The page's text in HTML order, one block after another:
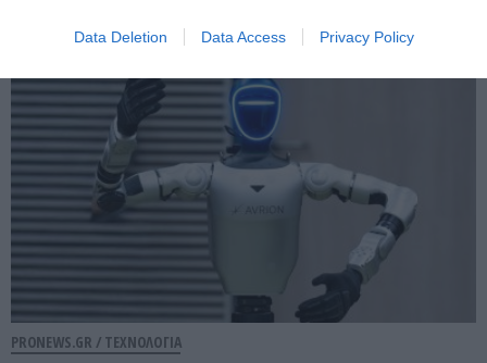
Data Deletion Data Access Privacy Policy
03.08.2026 | 15:20
PRONEWS.GR / ΤΕΧΝΟΛΟΓΙΑ